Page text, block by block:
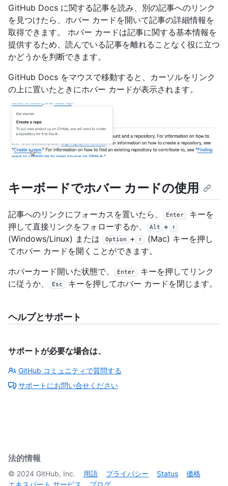
GitHub Docs に関する記事を読み、別の記事へのリンク
を見つけたら、ホバー カードを開いて記事の詳細情報を
取得できます。 ホバー カードは記事に関する基本情報を
提供するため、読んでいる記事を離れることなく役に立つ
かどうかを判断できます。
GitHub Docs をマウスで移動すると、カーソルをリンク
の上に置いたときにホバー カードが表示されます。
キーボードでホバー カードの使用
記事へのリンクにフォーカスを置いたら、 Enter
キーを
押して直接リンクをフォローするか、
Alt + ↑
(Windows/Linux) または Option + ↑
(Mac) キーを押し
てホバー カードを開くことができます。
ホバーカード開いた状態で、
Enter
キーを押してリンク
に従うか、
Esc キーを押してホバー カードを閉じます。
ヘルプとサポート
サポートが必要な場合は、
GitHub コミュニティで質問する
サポートにお問い合せください
法的情報
© 2024 GitHub, Inc. 用語 プライバシー Status
価格